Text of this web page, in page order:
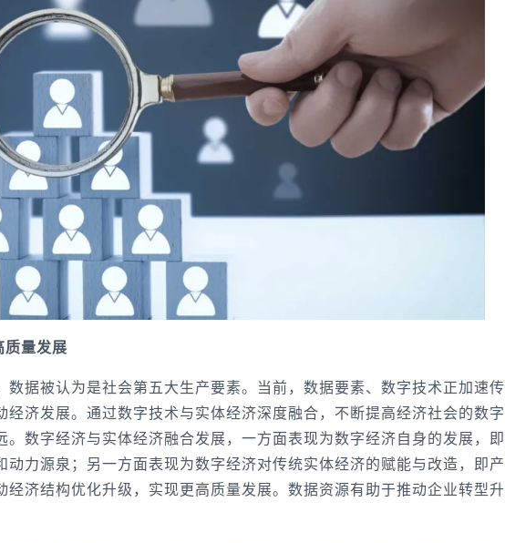
量发展
据被认为是社会第五大生产要素。当前，数据要素、数字技术正加速
济发展。通过数字技术与实体经济深度融合，不断提高经济社会的数字
。数字经济与实体经济融合发展，一方面表现为数字经济自身的发展，
动力源泉；另一方面表现为数字经济对传统实体经济的赋能与改造，即
济结构优化升级，实现更高质量发展。数据资源有助于推动企业转型升